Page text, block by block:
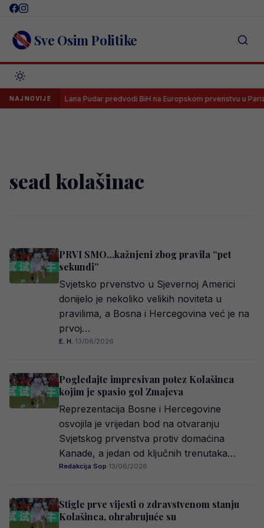
Skip
content Sve Osim Politike
NAJNOVIJE Lana Pudar predvodi BiH na Europskom prvenstvu u Parizu
sead kolašinac
PRVI SMO…kažnjeni zbog pravila “pet
sekundi”
Svjetsko prvenstvo u Sjevernoj Americi
donijelo je nekoliko velikih noviteta u
pravilima, a Bosna i Hercegovina već je na
prvoj…
E. H.·13/06/2026
Pogledajte impresivan potez Kolašinca
kojim je spasio gol Zmajeva
Reprezentacija Bosne i Hercegovine
osvojila je vrijedan bod na otvaranju
Svjetskog prvenstva protiv domaćina
Kanade, a jedan od ključnih trenutaka…
Redakcija Sop·13/06/2026
Stigle prve vijesti o zdravstvenom stanju
Kolašinca, ohrabrujuće su